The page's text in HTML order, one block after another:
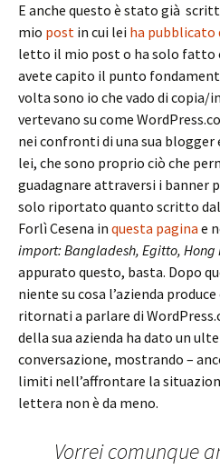
E anche questo è stato già
mio post in cui lei ha
letto il mio post o ha solo fatto
avete capito il punto
volta sono io che vado di copia/
vertevano su come
nei confronti di una sua
lei, che sono proprio ciò che
guadagnare attraversi i banner
solo riportato quanto scritto
Forlì Cesena in questa pagina e
import: Bangladesh, Egitto, Hong
appurato questo, basta. Dopo
niente su cosa l’azienda
ritornati a parlare di
della sua azienda ha dato un
conversazione, mostrando –
limiti nell’affrontare la
lettera non è da meno.
Vorrei comunque